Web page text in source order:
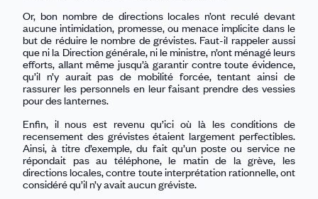
Or, bon nombre de directions locales n’ont reculé devant
aucune intimidation, promesse, ou menace implicite dans le
but de réduire le nombre de grévistes. Faut-il rappeler aussi
que ni la Direction générale, ni le ministre, n’ont ménagé leurs
efforts, allant même jusqu’à garantir contre toute évidence,
qu’il n’y aurait pas de mobilité forcée, tentant ainsi de
rassurer les personnels en leur faisant prendre des vessies
pour des lanternes.
Enfin, il nous est revenu qu’ici où là les conditions de
recensement des grévistes étaient largement perfectibles.
Ainsi, à titre d’exemple, du fait qu’un poste ou service ne
répondait pas au téléphone, le matin de la grève, les
directions locales, contre toute interprétation rationnelle, ont
considéré qu’il n’y avait aucun gréviste.